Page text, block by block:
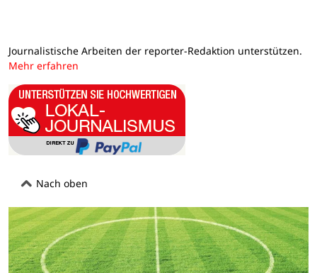
Journalistische Arbeiten der reporter-Redaktion unterstützen.
Mehr erfahren
Nach oben